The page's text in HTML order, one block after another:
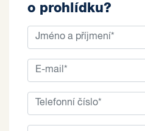
o prohlídku?